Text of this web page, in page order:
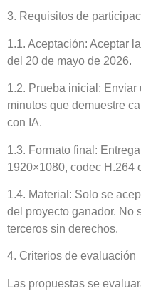
3. Requisitos de
1.1. Aceptación: Aceptar
del 20 de mayo de 2026.
1.2. Prueba inicial: Enviar
minutos que demuestre
con IA.
1.3. Formato final:
1920×1080, codec H.264
1.4. Material: Solo se
del proyecto ganador. No
terceros sin derechos.
4. Criterios de evaluación
Las propuestas se